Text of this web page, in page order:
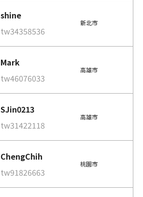
shine
tw34358536
新北市
Mark
tw46076033
高雄市
SJin0213
tw31422118
高雄市
ChengChih
tw91826663
桃園市